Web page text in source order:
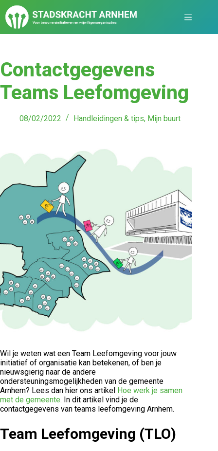
Contactgegevens
Teams Leefomgeving
08/02/2022 Handleidingen & tips, Mijn buurt
Wil je weten wat een Team Leefomgeving voor jouw
initiatief of organisatie kan betekenen, of ben je
nieuwsgierig naar de andere
ondersteuningsmogelijkheden van de gemeente
Arnhem? Lees dan hier ons artikel Hoe werk je samen
met de gemeente. In dit artikel vind je de
contactgegevens van teams leefomgeving Arnhem.
Team Leefomgeving (TLO)